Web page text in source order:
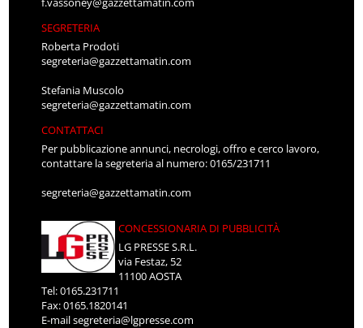
SEGRETERIA
Roberta Prodoti
segreteria@gazzettamatin.com
Stefania Muscolo
segreteria@gazzettamatin.com
CONTATTACI
Per pubblicazione annunci, necrologi, offro e cerco lavoro,
contattare la segreteria al numero: 0165/231711
segreteria@gazzettamatin.com
CONCESSIONARIA DI PUBBLICITÀ
LG PRESSE S.R.L.
via Festaz, 52
11100 AOSTA
Tel: 0165.231711
Fax: 0165.1820141
E-mailsegreteria@lgpresse.com